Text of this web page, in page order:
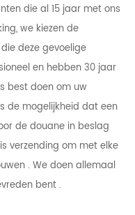
die al 15 jaar met ons
we kiezen de
deze gevoelige
en hebben 30 jaar
best doen om uw
de mogelijkheid dat een
de douane in beslag
verzending om met elke
. We doen allemaal
bent .